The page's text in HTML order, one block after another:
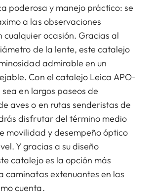
poderosa y manejo práctico: se
a las observaciones
cualquier ocasión. Gracias al
de la lente, este catalejo
admirable en un
Con el catalejo Leica APO-
sea en largos paseos de
aves o en rutas senderistas de
disfrutar del término medio
movilidad y desempeño óptico
Y gracias a su diseño
catalejo es la opción más
caminatas extenuantes en las
cuenta.